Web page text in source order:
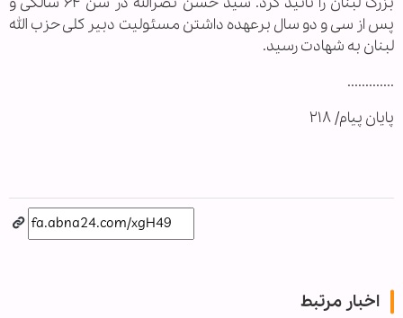
پس از سی و دو سال برعهده داشتن مسئولیت دبیر کلی حزب الله
لبنان به شهادت رسید.
.............
پایان پیام/ ۲۱۸
اخبار مرتبط